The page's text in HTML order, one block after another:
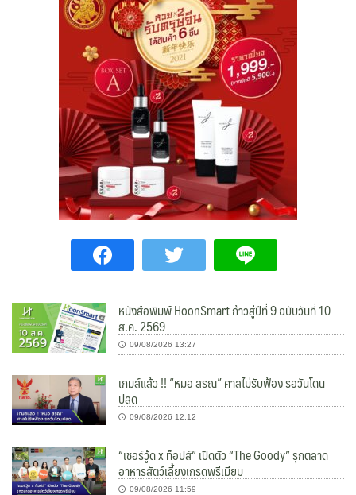
หนังสือพิมพ์ HoonSmart ก้าวสู่ปีที่ 9 ฉบับวันที่ 10
ส.ค. 2569
09/08/2026 13:27
เกมส์แล้ว !! “หมอ สรณ” ศาลไม่รับฟ้อง รอวันโดน
ปลด
09/08/2026 12:12
“เชอร์วู้ด x ท็อปส์” เปิดตัว “The Goody” รุกตลาด
อาหารสัตว์เลี้ยงเกรดพรีเมียม
09/08/2026 11:59